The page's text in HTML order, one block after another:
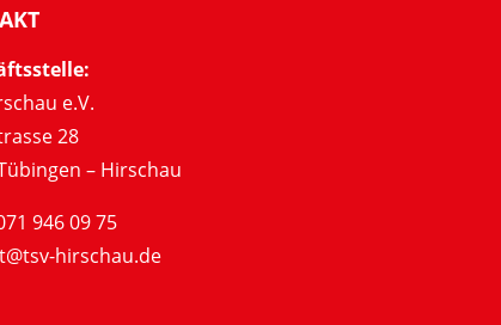
e.V.
28
– Hirschau
946 09 75
hirschau.de